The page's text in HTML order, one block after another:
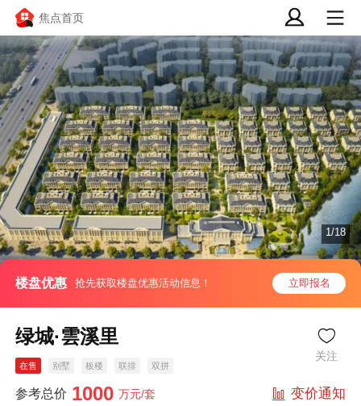
焦点首页
楼盘优惠 抢先获取楼盘优惠活动信息！ 立即报名
1/18
绿城·雲溪里
在售 别墅 板楼 联排 双拼
参考总价 1000 万元/套 变价通知
关注